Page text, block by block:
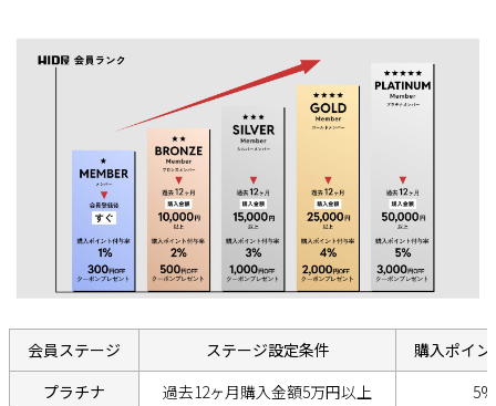
会員ステージ ステージ設定条件
購入ポイ
プラチナ
過去12ヶ月購入金額5万円以上
5%